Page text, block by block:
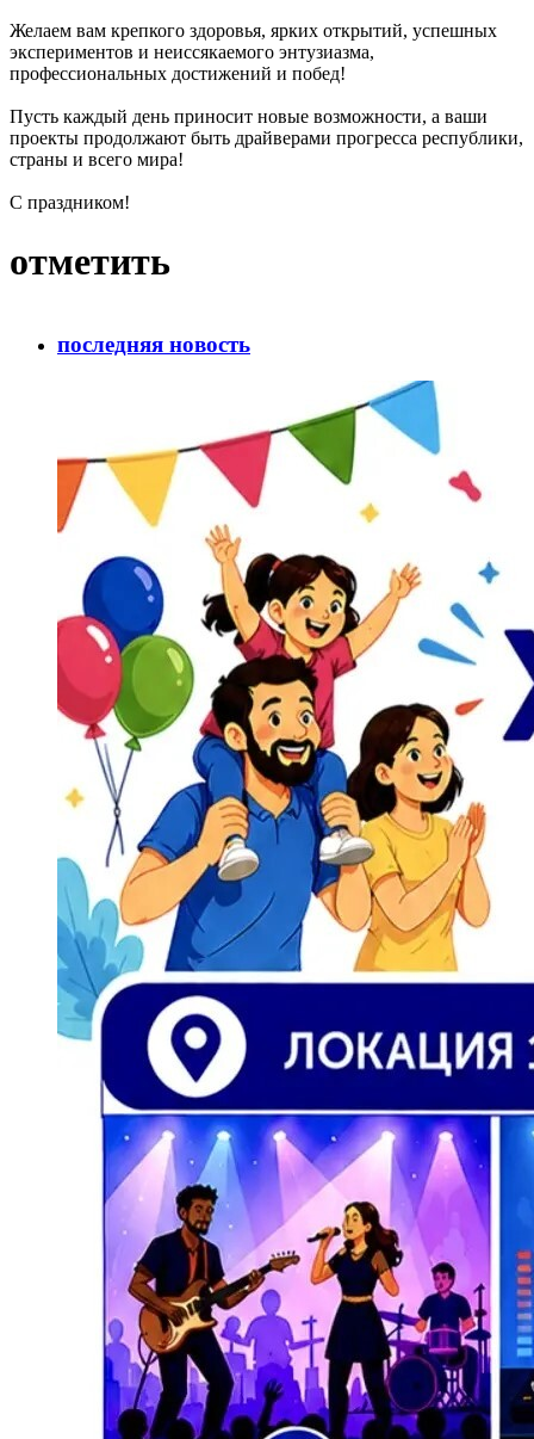
Желаем вам крепкого здоровья, ярких открытий, успешных
экспериментов и неиссякаемого энтузиазма,
профессиональных достижений и побед!
Пусть каждый день приносит новые возможности, а ваши
проекты продолжают быть драйверами прогресса республики,
страны и всего мира!
С праздником!
отметить
последняя новость